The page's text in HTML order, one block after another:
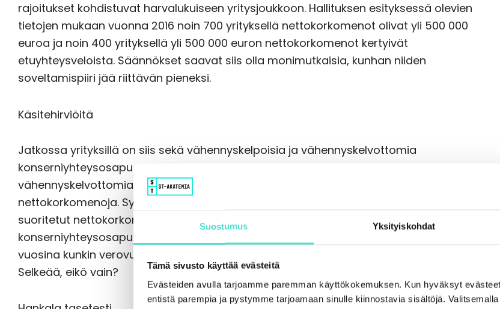
Suostumus Yksityiskohdat
Tämä sivusto käyttää evästeitä
Evästeiden avulla tarjoamme paremman käyttökokemuksen. Kun hyväksyt
entistä parempia ja pystymme tarjoamaan sinulle kiinnostavia sisältöjä.
rajoitukset kohdistuvat harvalukuiseen yritysjoukkoon. Hallituksen esityksessä olevien
tietojen mukaan vuonna 2016 noin 700 yrityksellä nettokorkomenot olivat yli 500 000
euroa ja noin 400 yrityksellä yli 500 000 euron nettokorkomenot kertyivät
etuyhteysveloista. Säännökset saavat siis olla monimutkaisia, kunhan niiden
soveltamispiiri jää riittävän pieneksi.
Käsitehirviöitä
Jatkossa yrityksillä on siis sekä vähennyskelpoisia ja vähennyskelvottomia
konserniyhteysosapuolelle suoritettuja nettokorkomenoja että vähennyskelpoisia ja
vähennyskelvottomia muille kuin konserniyhteysosapuolille suoritettuja
nettokorkomenoja. Syntyneet vähentämättä jäänet konserniyhteysosapuolelle
suoritetut nettokorkomenot ja vähentämättä jääneet muille kuin
konserniyhteysosapuolille suoritetut nettokorkomenot voidaan vähentää myöhempinä
vuosina kunkin verovuoden vähennyskelpoisten korkomenojen määrään saakka.
Selkeää, eikö vain?